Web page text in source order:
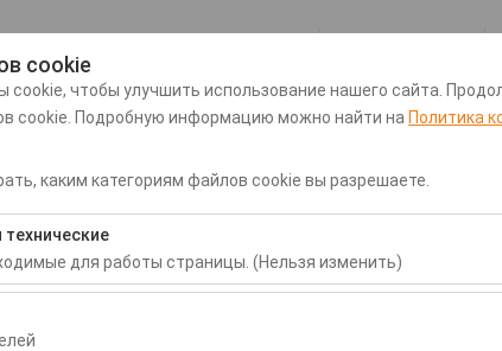
cookie
чтобы улучшить использование нашего сайта.
cookie. Подробную информацию можно найти на Политика
каким категориям файлов cookie вы разрешаете.
для работы страницы. (Нельзя изменить)
для корректной работы сайта, безопасности,
нельзя отключить.
Даламан
Дата и время пуска
09:00
Дата и